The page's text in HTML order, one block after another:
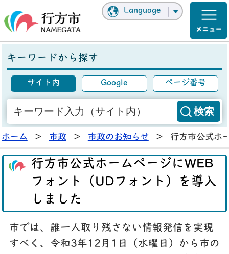
Language
キーワードから探す
サイト内 Google ページ番号
ホーム > 市政 > 市政のお知らせ > 行方市公式ホ
行方市公式ホームページにWEB
フォント（UDフォント）を導入
しました
市では、誰一人取り残さない情報発信を実現
すべく、令和3年12月1日（水曜日）から市の